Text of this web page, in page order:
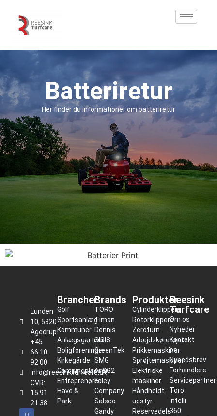
Batteriretur
Her finder du informationer om batteriretur
Lunden
10, 5320
Agedrup
+45
66 10
92 00
info@reesinkturfcare.dk
CVR:
15 91
21 38
Brancher
Golf
Sportsanlæg
Kommuner
Anlægsgartnere
Boligforeninger
Kirkegårde
Campingpladser
Entreprenører
Have &
Park
Brands
TORO
Timan
Dennis
SISIS
GreenTek
SMG
Air2G2
Foley
Company
Salsco
Gandy
Produkter
Cylinderklippere
Rotorklippere
Zeroturn
Arbejdskøretøjer
Prikkemaskiner
Sprøjtemaskiner
Elektriske
maskiner
Håndholdt
udstyr
Reservedele
Reesink
Turfcare
Om os
Nyheder
Kontakt
os
Nyhedsbrev
Forhandlere
Toro
Intelli
360